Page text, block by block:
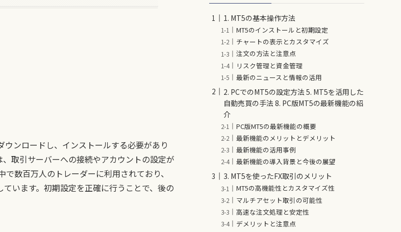
ンロードし、インストールする必要があり
取引サーバーへの接続やアカウントの設定が
数百万人のトレーダーに利用されており、
います。初期設定を正確に行うことで、後の
1. MT5の基本操作方法
MT5のインストールと初期設定
チャートの表示とカスタマイズ
注文の方法と注意点
リスク管理と資金管理
最新のニュースと情報の活用
2. PCでのMT5の設定方法 5. MT5を活用した
自動売買の手法 8. PC版MT5の最新機能の紹
介
PC版MT5の最新機能の概要
最新機能のメリットとデメリット
最新機能の活用事例
最新機能の導入背景と今後の展望
3. MT5を使ったFX取引のメリット
MT5の高機能性とカスタマイズ性
マルチアセット取引の可能性
高速な注文処理と安定性
デメリットと注意点